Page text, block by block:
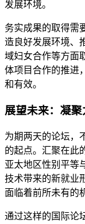
发展环境。
务实成果的取得需
造良好发展环境、
域妇女合作等方面
体项目合作的推进
和有效。
展望未来：凝
为期两天的论坛，
的起点。汇聚在此
亚太地区性别平等
技术带来的新就业
面临着前所未有的
通过这样的国际论